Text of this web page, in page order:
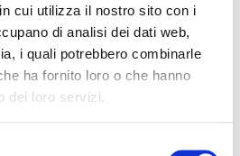
cui utilizza il nostro sito con i
di analisi dei dati web,
i quali potrebbero combinarle
ha fornito loro o che hanno
dei loro servizi.
Seleziona e filtra per:
CORSI